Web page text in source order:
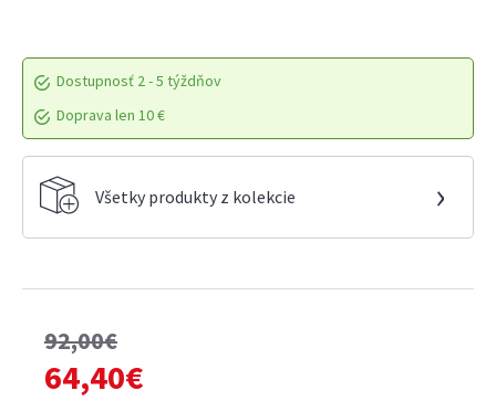
Dostupnosť 2 - 5 týždňov
Doprava len 10 €
Všetky produkty z kolekcie ›
92,00€
64,40€